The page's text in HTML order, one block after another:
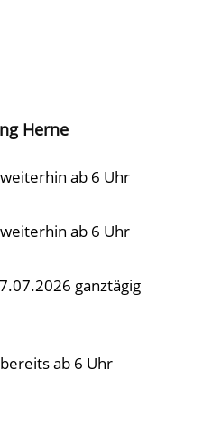
Herne
ab 6 Uhr
ab 6 Uhr
ganztägig
ab 6 Uhr